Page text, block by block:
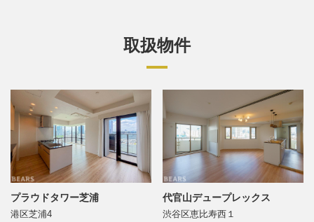
取扱物件
プラウドタワー芝浦
港区芝浦4
代官山デュープレックス
渋谷区恵比寿西１